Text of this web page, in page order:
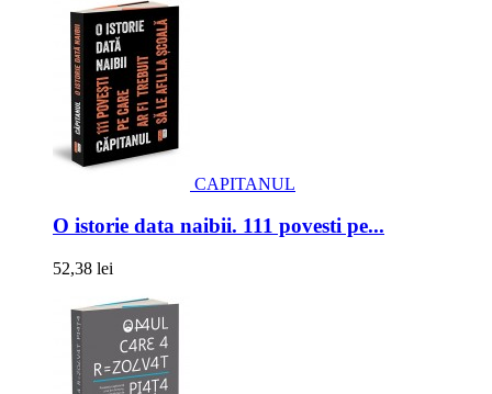
CAPITANUL
O istorie data naibii. 111 povesti pe...
52,38 lei